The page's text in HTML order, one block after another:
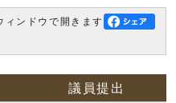
ィンドウで開きます
議員提出